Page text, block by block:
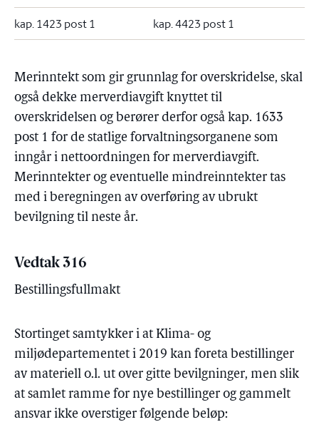
kap. 1423 post 1 kap. 4423 post 1
Merinntekt som gir grunnlag for overskridelse, skal
også dekke merverdiavgift knyttet til
overskridelsen og berører derfor også kap. 1633
post 1 for de statlige forvaltningsorganene som
inngår i nettoordningen for merverdiavgift.
Merinntekter og eventuelle mindreinntekter tas
med i beregningen av overføring av ubrukt
bevilgning til neste år.
Vedtak 316
Bestillingsfullmakt
Stortinget samtykker i at Klima- og
miljødepartementet i 2019 kan foreta bestillinger
av materiell o.l. ut over gitte bevilgninger, men slik
at samlet ramme for nye bestillinger og gammelt
ansvar ikke overstiger følgende beløp: